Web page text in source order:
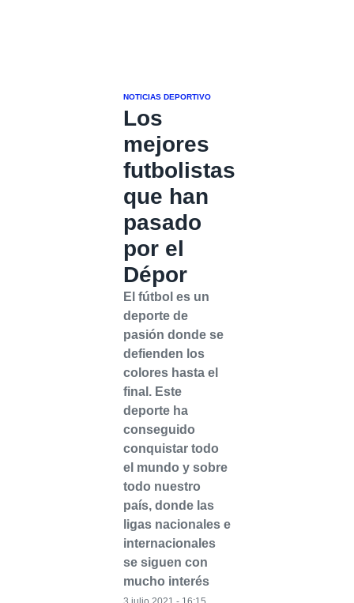
NOTICIAS DEPORTIVO
Los
mejores
futbolistas
que han
pasado
por el
Dépor
El fútbol es un
deporte de
pasión donde se
defienden los
colores hasta el
final. Este
deporte ha
conseguido
conquistar todo
el mundo y sobre
todo nuestro
país, donde las
ligas nacionales e
internacionales
se siguen con
mucho interés